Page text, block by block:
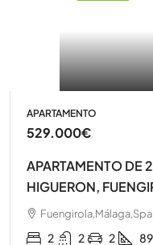
APARTAMENTO
529.000€
APARTAMENTO DE
HIGUERON,
2 2 2 89